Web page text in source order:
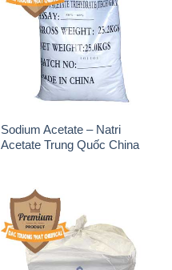
Sodium Acetate – Natri
Acetate Trung Quốc China